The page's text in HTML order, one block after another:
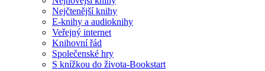
Nejčtenější knihy
E-knihy a audioknihy
Veřejný internet
Knihovní řád
Společenské hry
S knížkou do života-Bookstart